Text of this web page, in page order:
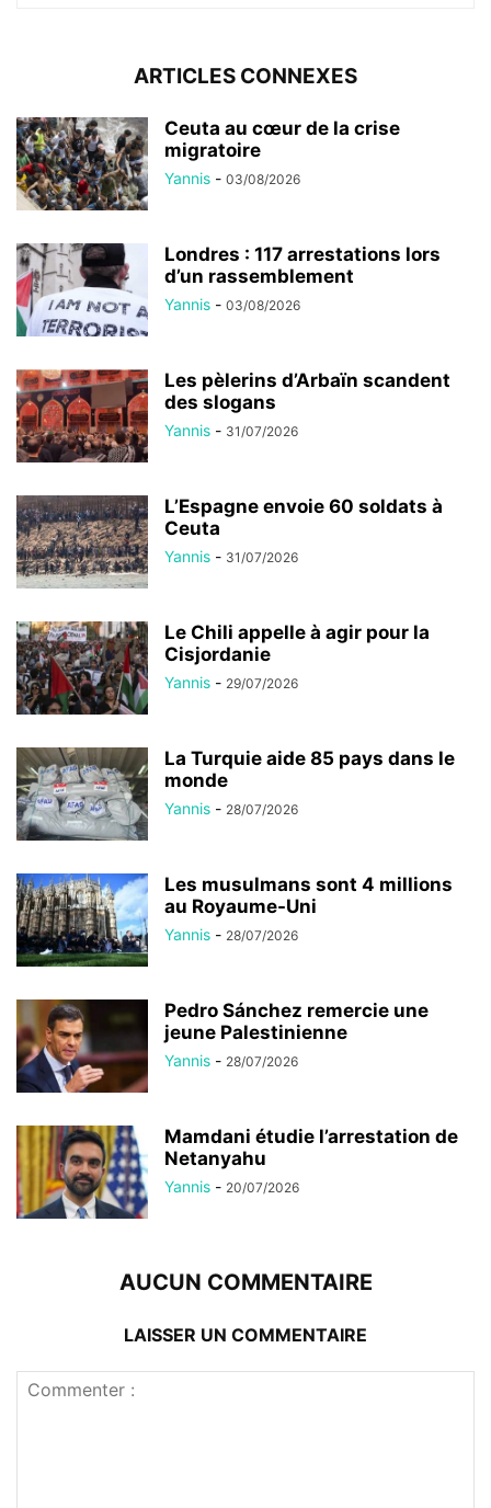
ARTICLES CONNEXES
Ceuta au cœur de la crise
migratoire
Yannis - 03/08/2026
Londres : 117 arrestations lors
d’un rassemblement
Yannis - 03/08/2026
Les pèlerins d’Arbaïn scandent
des slogans
Yannis - 31/07/2026
L’Espagne envoie 60 soldats à
Ceuta
Yannis - 31/07/2026
Le Chili appelle à agir pour la
Cisjordanie
Yannis - 29/07/2026
La Turquie aide 85 pays dans le
monde
Yannis - 28/07/2026
Les musulmans sont 4 millions
au Royaume-Uni
Yannis - 28/07/2026
Pedro Sánchez remercie une
jeune Palestinienne
Yannis - 28/07/2026
Mamdani étudie l’arrestation de
Netanyahu
Yannis - 20/07/2026
AUCUN COMMENTAIRE
LAISSER UN COMMENTAIRE